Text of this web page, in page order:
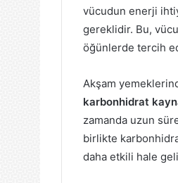
vücudun enerji
gereklidir. Bu,
öğünlerde tercih
Akşam
karbonhidrat
zamanda uzun
birlikte
daha etkili hale